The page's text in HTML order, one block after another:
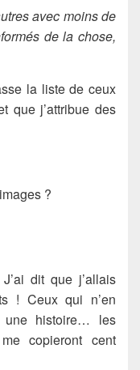
avec moins de
de la chose,
la liste de ceux
que j’attribue des
?
dit que j’allais
! Ceux qui n’en
une histoire… les
copieront cent